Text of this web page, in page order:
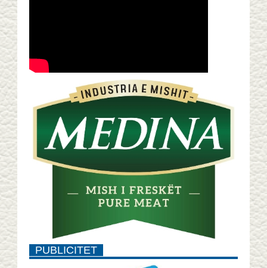
PUBLICITET